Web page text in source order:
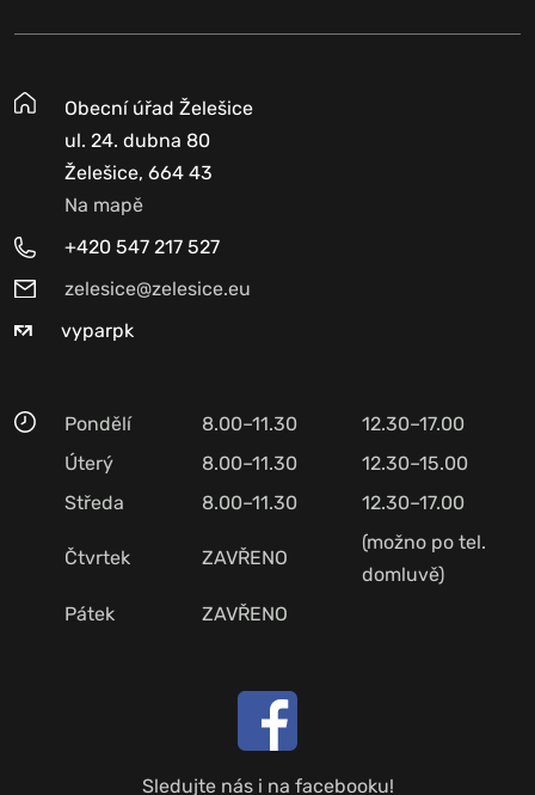
Obecní úřad Želešice
ul. 24. dubna 80
Želešice, 664 43
Na mapě
+420 547 217 527
zelesice@zelesice.eu
vyparpk
Pondělí 8.00–11.30
12.30–17.00
Úterý
8.00–11.30
12.30–15.00
Středa
8.00–11.30 12.30–17.00
Čtvrtek ZAVŘENO
(možno po tel.
domluvě)
Pátek
ZAVŘENO
Sledujte nás i na facebooku!